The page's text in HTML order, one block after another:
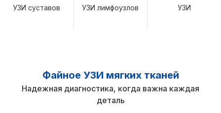
УЗИ суставов УЗИ лимфоузлов УЗИ
Файное УЗИ мягких тканей
Надежная диагностика, когда важна каждая
деталь